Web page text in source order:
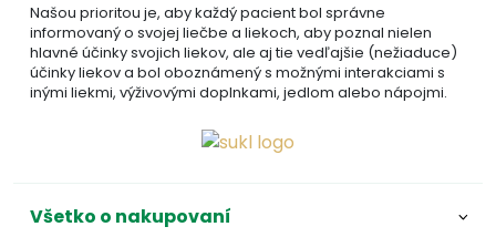
Našou prioritou je, aby každý pacient bol správne
informovaný o svojej liečbe a liekoch, aby poznal nielen
hlavné účinky svojich liekov, ale aj tie vedľajšie (nežiaduce)
účinky liekov a bol oboznámený s možnými interakciami s
inými liekmi, výživovými doplnkami, jedlom alebo nápojmi.
Všetko o nakupovaní